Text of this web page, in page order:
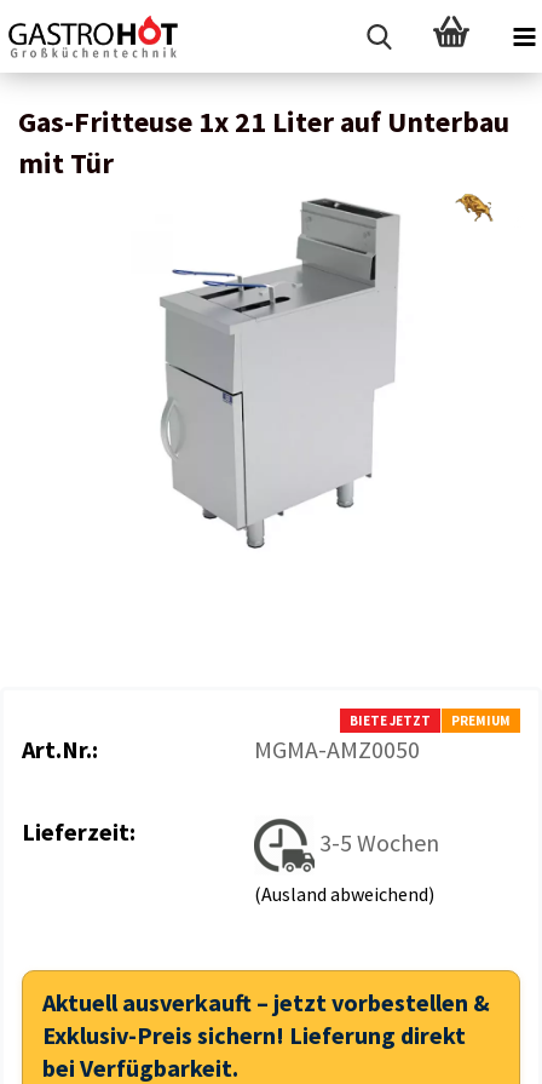
Gas-Fritteuse 1x 21 Liter auf Unterbau
mit Tür
BIETE JETZT PREMIUM
Art.Nr.: MGMA-AMZ0050
Lieferzeit: 3-5 Wochen
(Ausland abweichend)
Aktuell ausverkauft – jetzt vorbestellen &
Exklusiv-Preis sichern! Lieferung direkt
bei Verfügbarkeit.